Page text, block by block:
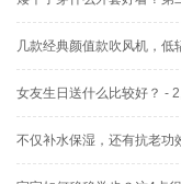
几款经典颜值款吹风机，低
女友生日送什么比较好？ -
不仅补水保湿，还有抗老功